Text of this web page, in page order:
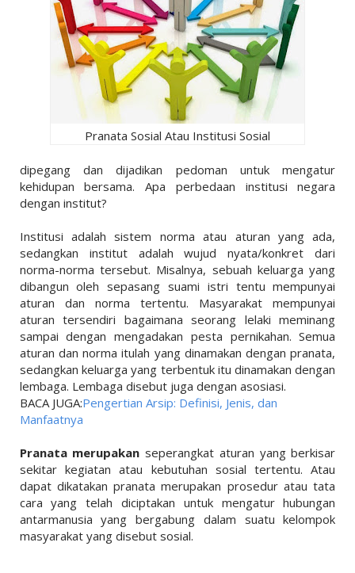
Pranata Sosial Atau Institusi Sosial
dipegang dan dijadikan pedoman untuk mengatur
kehidupan bersama. Apa perbedaan institusi negara
dengan institut?
Institusi adalah sistem norma atau aturan yang ada,
sedangkan institut adalah wujud nyata/konkret dari
norma-norma tersebut. Misalnya, sebuah keluarga yang
dibangun oleh sepasang suami istri tentu mempunyai
aturan dan norma tertentu. Masyarakat mempunyai
aturan tersendiri bagaimana seorang lelaki meminang
sampai dengan mengadakan pesta pernikahan. Semua
aturan dan norma itulah yang dinamakan dengan pranata,
sedangkan keluarga yang terbentuk itu dinamakan dengan
lembaga. Lembaga disebut juga dengan asosiasi.
BACA JUGA:Pengertian Arsip: Definisi, Jenis, dan
Manfaatnya
Pranata merupakan seperangkat aturan yang berkisar
sekitar kegiatan atau kebutuhan sosial tertentu. Atau
dapat dikatakan pranata merupakan prosedur atau tata
cara yang telah diciptakan untuk mengatur hubungan
antarmanusia yang bergabung dalam suatu kelompok
masyarakat yang disebut sosial.